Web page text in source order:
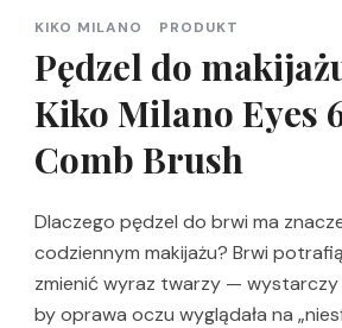
KIKO MILANO PRODUKT
Pędzel do
Kiko Milano Eyes
Comb Brush
Dlaczego pędzel do brwi ma
codziennym makijażu? Brwi
zmienić wyraz twarzy — wystarczy
by oprawa oczu wyglądała na